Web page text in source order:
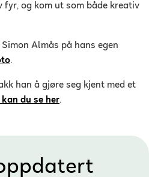
fyr, og kom ut som både kreativ
Almås på hans egen
.
han å gjøre seg kjent med et
du se her.